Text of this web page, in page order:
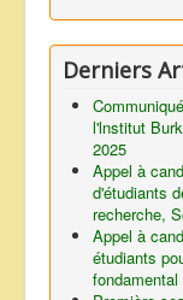
Derniers
l'lnstitut
2025
Appel à
d'étudiants
recherche,
Appel à
étudiants
fondamental